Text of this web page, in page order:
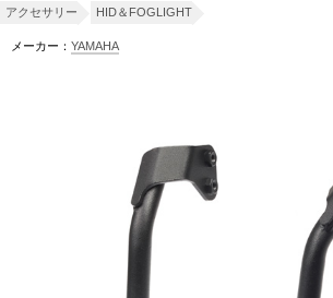
アクセサリー HID＆FOGLIGHT
メーカー： YAMAHA